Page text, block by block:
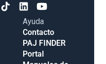
Ayuda
Contacto
PAJ FINDER
Portal